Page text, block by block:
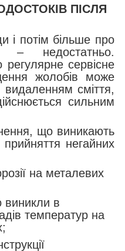
ПІСЛЯ
і потім більше про
недостатньо.
регулярне сервісне
жолобів може
видаленням сміття,
сильним
що виникають
негайних
на металевих
виникли в
температур на